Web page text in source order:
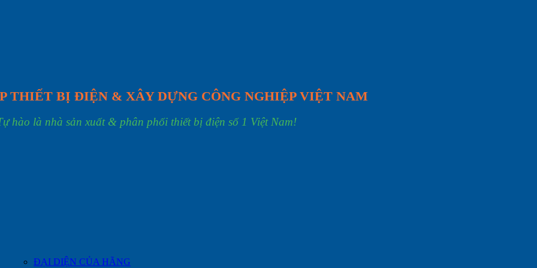
THIẾT BỊ ĐIỆN & XÂY DỰNG CÔNG NGHIỆP VIỆT NAM
hào là nhà sản xuất & phân phối thiết bị điện số 1 Việt Nam!
ĐẠI DIỆN CỦA HÃNG